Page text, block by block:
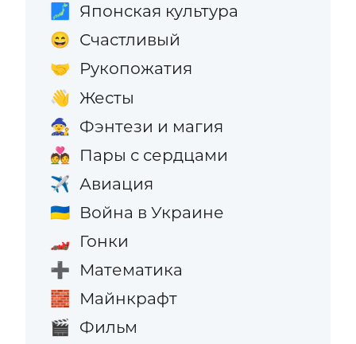
🗾 Японская культура
😄 Счастливый
🤝 Рукопожатия
👋 Жесты
🧙 Фэнтези и магия
💑 Пары с сердцами
✈️ Авиация
🇺🇦 Война в Украине
🏎️ Гонки
➕ Математика
🧱 Майнкрафт
🎬 Фильм